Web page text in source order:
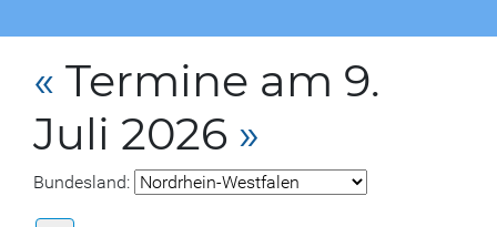
« Termine am 9.
Juli 2026 »
Bundesland: